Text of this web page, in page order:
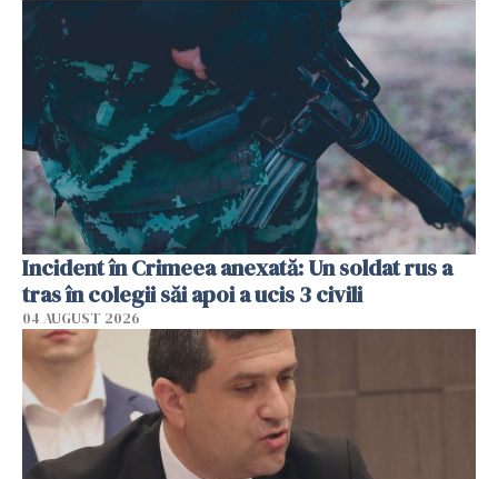
Incident în Crimeea anexată: Un soldat rus a
tras în colegii săi apoi a ucis 3 civili
04 AUGUST 2026